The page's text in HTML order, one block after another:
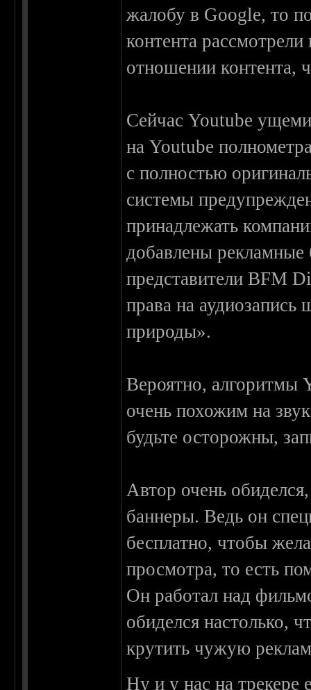
жалобу в Google, то
контента
отношении контента,
Сейчас Youtube
на Youtube
с полностью
системы
принадлежать
добавлены рекламные
представители BFM
права на аудиозапись
природы».
Вероятно, алгоритмы
очень похожим на
будьте осторожны,
Автор очень
баннеры. Ведь он
бесплатно, чтобы
просмотра, то есть
Он работал над
обиделся настолько,
крутить чужую
Ну и у нас на трекере